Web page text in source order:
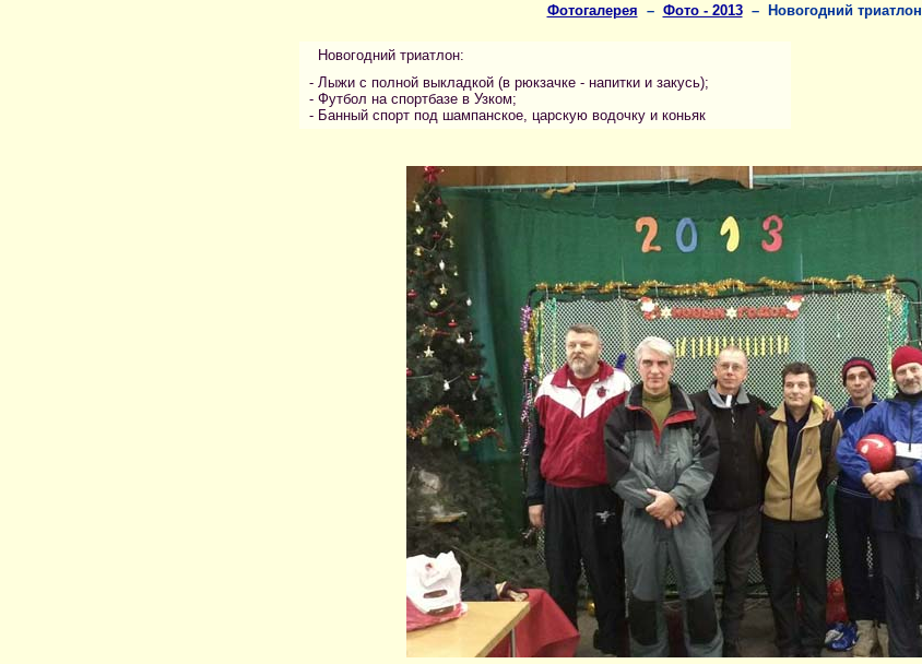
Фотогалерея – Фото - 2013– Новогодний триатлон
Новогодний триатлон:
- Лыжи с полной выкладкой (в рюкзачке - напитки и закусь);
- Футбол на спортбазе в Узком;
- Банный спорт под шампанское, царскую водочку и коньяк